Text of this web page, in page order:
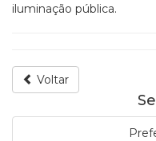
iluminação pública.
Voltar